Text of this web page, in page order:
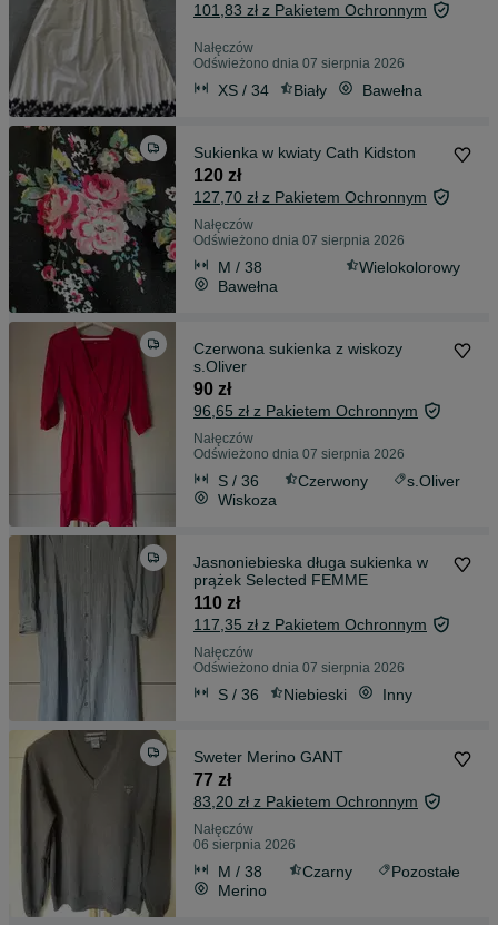
101,83 zł z Pakietem Ochronnym
Nałęczów
Odświeżono dnia 07 sierpnia 2026
XS / 34 Biały Bawełna
Sukienka w kwiaty Cath Kidston
120 zł
127,70 zł z Pakietem Ochronnym
Nałęczów
Odświeżono dnia 07 sierpnia 2026
M / 38
Wielokolorowy
Bawełna
Czerwona sukienka z wiskozy
s.Oliver
90 zł
96,65 zł z Pakietem Ochronnym
Nałęczów
Odświeżono dnia 07 sierpnia 2026
S / 36 Czerwony
s.Oliver
Wiskoza
Jasnoniebieska długa sukienka w
prążek Selected FEMME
110 zł
117,35 zł z Pakietem Ochronnym
Nałęczów
Odświeżono dnia 07 sierpnia 2026
S / 36 Niebieski Inny
Sweter Merino GANT
77 zł
83,20 zł z Pakietem Ochronnym
Nałęczów
06 sierpnia 2026
M / 38 Czarny
Pozostałe
Merino